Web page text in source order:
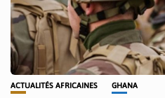
ACTUALITÉS AFRICAINES GHANA